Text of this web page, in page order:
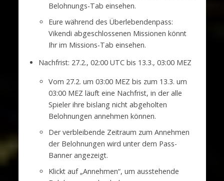
Belohnungs-Tab einsehen.
Eure während des Überlebendenpass:
Vikendi abgeschlossenen Missionen könnt
Ihr im Missions-Tab einsehen.
Nachfrist: 27.2., 02:00 UTC bis 13.3., 03:00 MEZ
Vom 27.2. um 03:00 MEZ bis zum 13.3. um
03:00 MEZ läuft eine Nachfrist, in der alle
Spieler ihre bislang nicht abgeholten
Belohnungen annehmen können.
Der verbleibende Zeitraum zum Annehmen
der Belohnungen wird unter dem Pass-
Banner angezeigt.
Klickt auf „Annehmen“, um ausstehende